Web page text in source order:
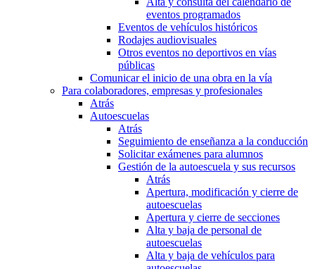
eventos programados
Eventos de vehículos históricos
Rodajes audiovisuales
Otros eventos no deportivos en vías
públicas
Comunicar el inicio de una obra en la vía
Para colaboradores, empresas y profesionales
Atrás
Autoescuelas
Atrás
Seguimiento de enseñanza a la conducción
Solicitar exámenes para alumnos
Gestión de la autoescuela y sus recursos
Atrás
Apertura, modificación y cierre de
autoescuelas
Apertura y cierre de secciones
Alta y baja de personal de
autoescuelas
Alta y baja de vehículos para